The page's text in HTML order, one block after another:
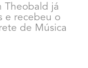
Theobald já
e recebeu o
de Música